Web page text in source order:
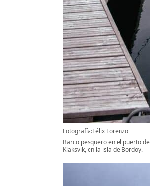
Fotografía:Félix Lorenzo
Barco pesquero en el puerto de
Klaksvik, en la isla de Bordoy.